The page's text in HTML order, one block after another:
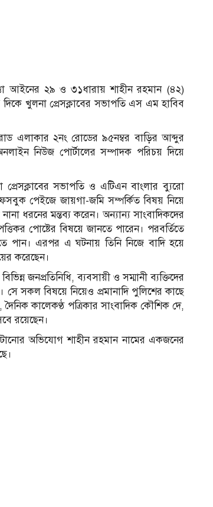
আইনের ২৯ ও ৩১ধারায় শাহীন রহমান (৪২)
দিকে খুলনা প্রেসক্লাবের সভাপতি এস এম হাবিব
এলাকার ২নং রোডের ৯৫নম্বর বাড়ির আব্দুর
নিউজ পোর্টালের সম্পাদক পরিচয় দিয়ে
প্রেসক্লাবের সভাপতি ও এটিএন বাংলার ব্যুরো
পেইজে জায়গা-জমি সম্পর্কিত বিষয় নিয়ে
ধরনের মন্তব্য করেন। অন্যান্য সাংবাদিকদের
পোষ্টের বিষয়ে জানতে পারেন। পরবর্তিতে
পান। এরপর এ ঘটনায় তিনি নিজে বাদি হয়ে
করেছেন।
জনপ্রতিনিধি, ব্যবসায়ী ও সম্মানী ব্যক্তিদের
সকল বিষয়ে নিয়েও প্রমানাদি পুলিশের কাছে
কালেকণ্ঠ পত্রিকার সাংবাদিক কৌশিক দে,
রয়েছেন।
অভিযোগ শাহীন রহমান নামের একজনের